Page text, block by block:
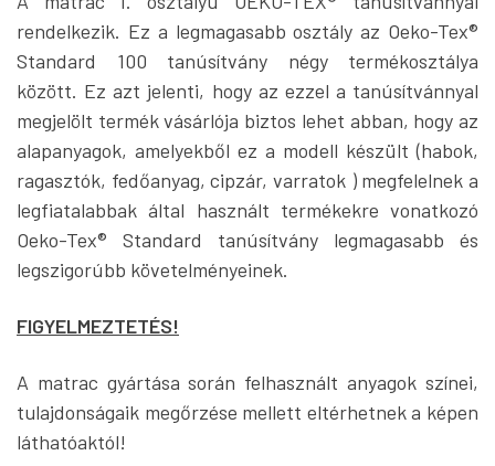
rendelkezik. Ez a legmagasabb osztály az Oeko-Tex®
Standard 100 tanúsítvány négy termékosztálya
között. Ez azt jelenti, hogy az ezzel a tanúsítvánnyal
megjelölt termék vásárlója biztos lehet abban, hogy az
alapanyagok, amelyekből ez a modell készült (habok,
ragasztók, fedőanyag, cipzár, varratok ) megfelelnek a
legfiatalabbak által használt termékekre vonatkozó
Oeko-Tex® Standard tanúsítvány legmagasabb és
legszigorúbb követelményeinek.
FIGYELMEZTETÉS!
A matrac gyártása során felhasznált anyagok színei,
tulajdonságaik megőrzése mellett eltérhetnek a képen
láthatóaktól!